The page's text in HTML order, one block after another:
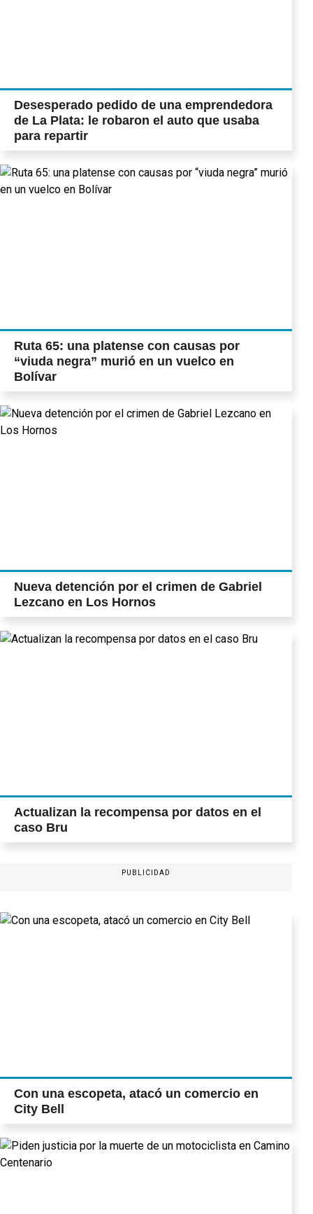
Desesperado pedido de una emprendedora
de La Plata: le robaron el auto que usaba
para repartir
Ruta 65: una platense con causas por
“viuda negra” murió en un vuelco en
Bolívar
Nueva detención por el crimen de Gabriel
Lezcano en Los Hornos
Actualizan la recompensa por datos en el
caso Bru
PUBLICIDAD
Con una escopeta, atacó un comercio en
City Bell